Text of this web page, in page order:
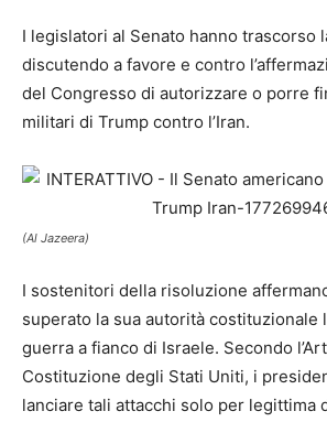
I legislatori al Senato hanno trascorso
discutendo a favore e contro
del Congresso di autorizzare o porre
militari di Trump contro l’Iran.
(Al Jazeera)
I sostenitori della risoluzione
superato la sua autorità costituzionale
guerra a fianco di Israele. Secondo
Costituzione degli Stati Uniti, i
lanciare tali attacchi solo per legittima